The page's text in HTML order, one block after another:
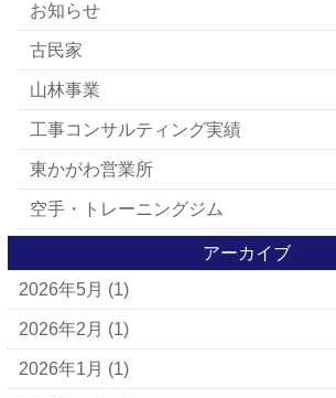
お知らせ
古民家
山林事業
工事コンサルティング実績
東かがわ営業所
空手・トレーニングジム
アーカイブ
2026年5月 (1)
2026年2月 (1)
2026年1月 (1)